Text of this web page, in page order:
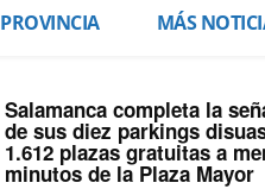
PROVINCIA MÁS
Salamanca completa la
de sus diez parkings
1.612 plazas gratuitas a
minutos de la Plaza Mayor